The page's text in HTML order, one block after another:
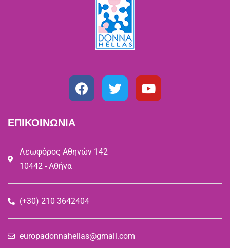
ΕΠΙΚΟΙΝΩΝΙΑ
Λεωφόρος Αθηνών 142
10442 - Αθήνα
(+30) 210 3642404
europadonnahellas@gmail.com